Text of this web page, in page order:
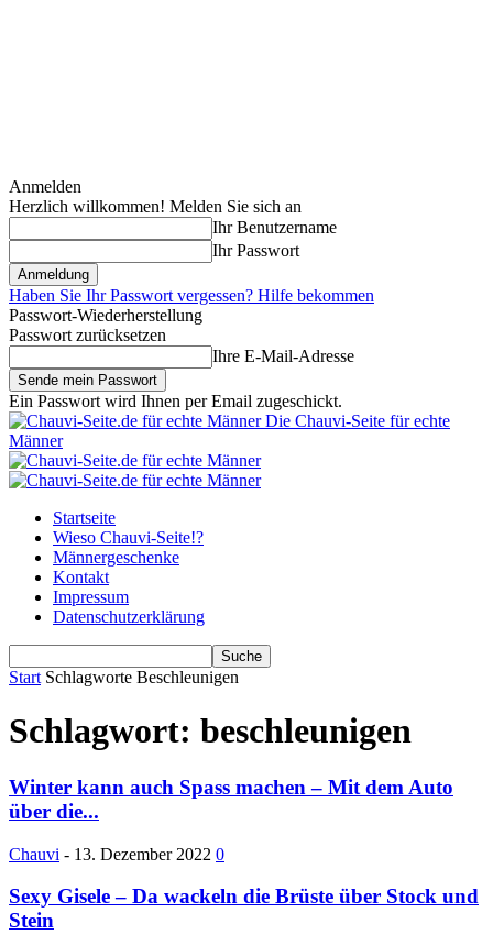
Anmelden
Herzlich willkommen! Melden Sie sich an
Ihr Benutzername
Ihr Passwort
Haben Sie Ihr Passwort vergessen? Hilfe bekommen
Passwort-Wiederherstellung
Passwort zurücksetzen
Ihre E-Mail-Adresse
Ein Passwort wird Ihnen per Email zugeschickt.
Die Chauvi-Seite für echte
Männer
Startseite
Wieso Chauvi-Seite!?
Männergeschenke
Kontakt
Impressum
Datenschutzerklärung
Start Schlagworte Beschleunigen
Schlagwort: beschleunigen
Winter kann auch Spass machen – Mit dem Auto
über die...
Chauvi - 13. Dezember 2022 0
Sexy Gisele – Da wackeln die Brüste über Stock und
Stein